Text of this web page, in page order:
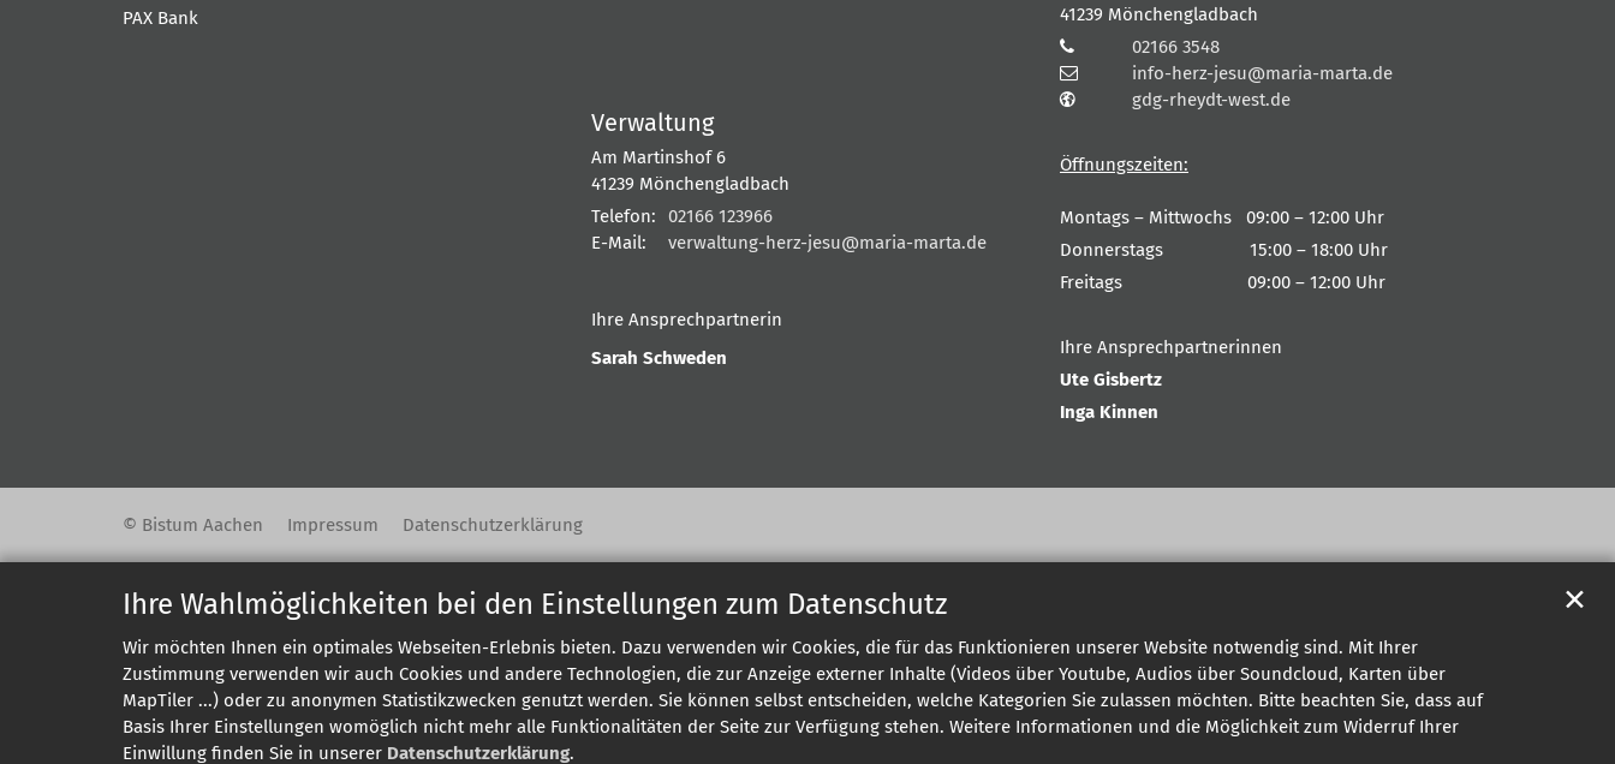
Ihre Wahlmöglichkeiten bei den Einstellungen zum Datenschutz
Wir möchten Ihnen ein optimales Webseiten-Erlebnis bieten. Dazu verwenden wir Cookies, die für das Funktionieren unserer Website notwendig sind. Mit Ihrer
Zustimmung verwenden wir auch Cookies und andere Technologien, die zur Anzeige externer Inhalte (Videos über Youtube, Audios über Soundcloud, Karten über
MapTiler ...) oder zu anonymen Statistikzwecken genutzt werden. Sie können selbst entscheiden, welche Kategorien Sie zulassen möchten. Bitte beachten Sie, dass auf
Basis Ihrer Einstellungen womöglich nicht mehr alle Funktionalitäten der Seite zur Verfügung stehen. Weitere Informationen und die Möglichkeit zum Widerruf Ihrer
Einwillung finden Sie in unserer Datenschutzerklärung.
✕
PAX Bank
Verwaltung
Am Martinshof 6
41239 Mönchengladbach
Telefon:
02166 123966
E-Mail:
verwaltung-herz-jesu@maria-marta.de
Ihre Ansprechpartnerin
Sarah Schweden
41239 Mönchengladbach
02166 3548
info-herz-jesu@maria-marta.de
gdg-rheydt-west.de
Öffnungszeiten:
Montags – Mittwochs 09:00 – 12:00 Uhr
Donnerstags 15:00 – 18:00 Uhr
Freitags 09:00 – 12:00 Uhr
Ihre Ansprechpartnerinnen
Ute Gisbertz
Inga Kinnen
© Bistum Aachen Impressum Datenschutzerklärung